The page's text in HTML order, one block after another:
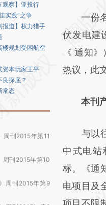
观察】亚投行
实践”之争
报道】权力猎手
楼规划受困航空
资本玩家王平
良探底？
常态
周刊2015年第11
周刊2015年第10
周刊2015年第9
[https://
(https://
成，可
新观点和
一份名
伏发电建
《 通知
热议，此
本刊
与以往
中式电站
标。《通
电项目及